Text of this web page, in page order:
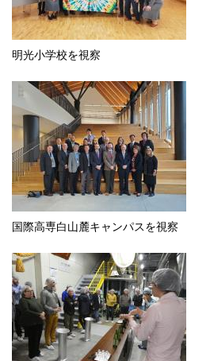
明光小学校を視察
国際高専白山麓キャンパスを視察